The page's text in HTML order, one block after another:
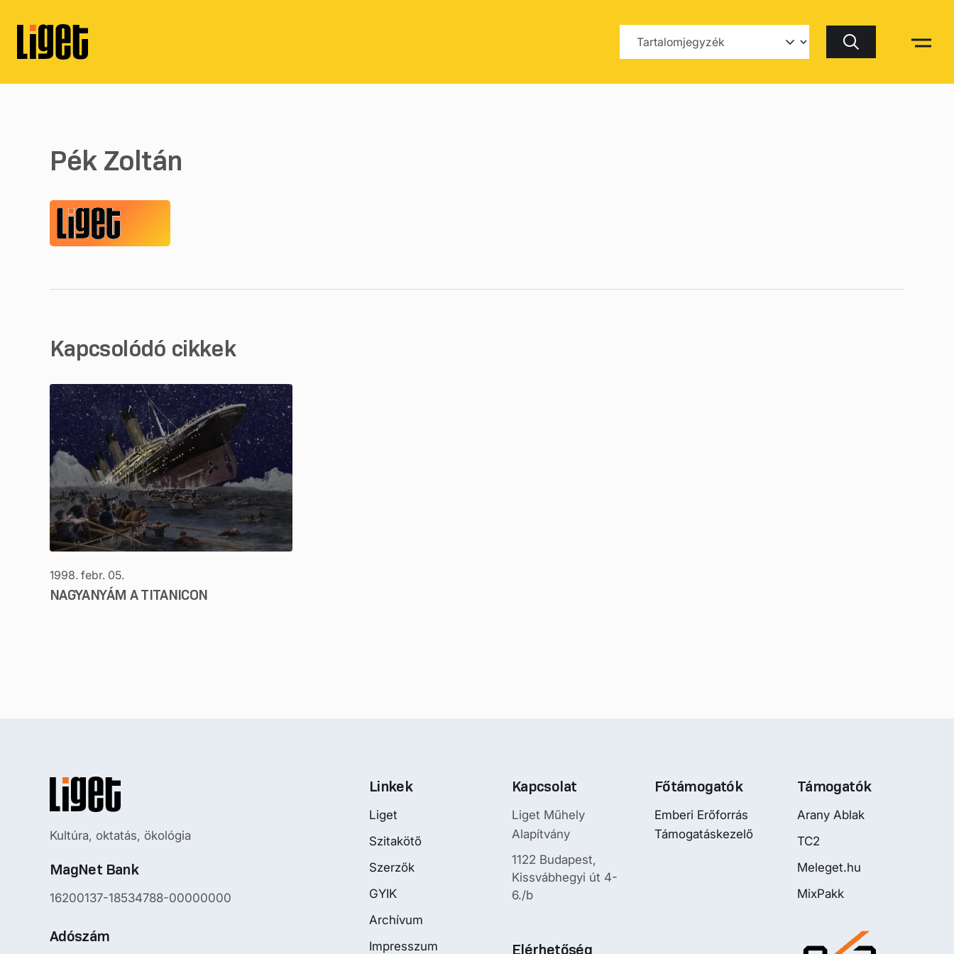
Keresés
Pék Zoltán
Kapcsolódó cikkek
1998. febr. 05.
NAGYANYÁM A TITANICON
Kultúra, oktatás, ökológia
MagNet Bank
16200137-18534788-00000000
Adószám
Linkek
Liget
Szitakötő
Szerzők
GYIK
Archívum
Impresszum
Kapcsolat
Liget Műhely
Alapítvány
1122 Budapest,
Kissvábhegyi út 4-
6./b
Elérhetőség
Főtámogatók
Emberi Erőforrás
Támogatáskezelő
Támogatók
Arany Ablak
TC2
Meleget.hu
MixPakk